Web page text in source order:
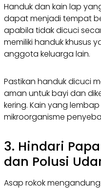
Handuk dan kain lap
dapat menjadi tempat
apabila tidak dicuci
memiliki handuk khusus
anggota keluarga lain.
Pastikan handuk dicuci
aman untuk bayi dan
kering. Kain yang
mikroorganisme
3. Hindari
dan Polusi
Asap rokok